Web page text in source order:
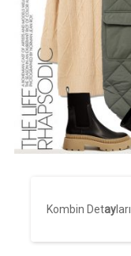
Kombin Detayları